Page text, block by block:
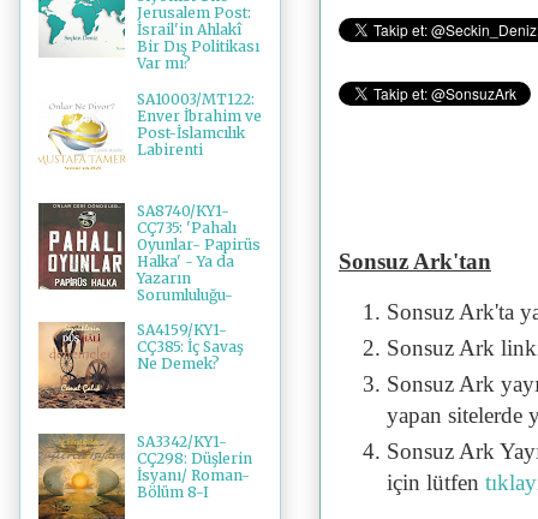
Sonsuz Ark'tan
Sonsuz Ark'ta
Sonsuz Ark
Sonsuz Ark
yapan sitelerde
Sonsuz Ark
için lütfen
Jerusalem Post:
İsrail'in Ahlakî
Bir Dış Politikası
Var mı?
SA10003/MT122:
Enver İbrahim ve
Post-İslamcılık
Labirenti
SA8740/KY1-
CÇ735: 'Pahalı
Oyunlar- Papirüs
Halka' - Ya da
Yazarın
Sorumluluğu-
SA4159/KY1-
CÇ385: İç Savaş
Ne Demek?
SA3342/KY1-
CÇ298: Düşlerin
İsyanı/ Roman-
Bölüm 8-I